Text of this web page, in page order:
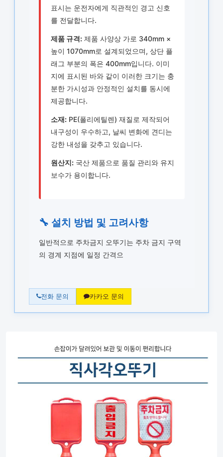
표시는 운전자에게 직관적인 경고 신호
를 전달합니다.
제품 규격:제품 사양상 가로 340mm ×
높이 1070mm로 설계되었으며, 상단 플
래그 부분의 폭은 400mm입니다. 이미
지에 표시된 바와 같이 이러한 크기는 충
분한 가시성과 안정적인 설치를 동시에
제공합니다.
소재:PE(폴리에틸렌) 재질로 제작되어
내구성이 우수하고, 날씨 변화에 견디는
강한 내성을 갖추고 있습니다.
원산지:국산 제품으로 품질 관리와 유지
보수가 용이합니다.
🔧 설치 방법 및 고려사항
일반적으로 주차금지 오뚜기는 주차 금지 구역
의 경계 지점에 일정 간격으
전화 문의 카카오 문의